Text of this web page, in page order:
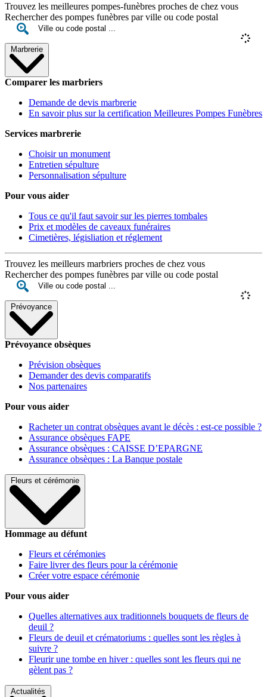
Trouvez les meilleures pompes-funèbres proches de chez vous
Rechercher des pompes funèbres par ville ou code postal
Marbrerie
Comparer les marbriers
Demande de devis marbrerie
En savoir plus sur la certification Meilleures Pompes Funèbres
Services marbrerie
Choisir un monument
Entretien sépulture
Personnalisation sépulture
Pour vous aider
Tous ce qu'il faut savoir sur les pierres tombales
Prix et modèles de caveaux funéraires
Cimetières, législiation et réglement
Trouvez les meilleurs marbriers proches de chez vous
Rechercher des pompes funèbres par ville ou code postal
Prévoyance
Prévoyance obsèques
Prévision obsèques
Demander des devis comparatifs
Nos partenaires
Pour vous aider
Racheter un contrat obsèques avant le décès : est-ce possible ?
Assurance obsèques FAPE
Assurance obsèques : CAISSE D’EPARGNE
Assurance obsèques : La Banque postale
Fleurs et cérémonie
Hommage au défunt
Fleurs et cérémonies
Faire livrer des fleurs pour la cérémonie
Créer votre espace cérémonie
Pour vous aider
Quelles alternatives aux traditionnels bouquets de fleurs de
deuil ?
Fleurs de deuil et crématoriums : quelles sont les règles à
suivre ?
Fleurir une tombe en hiver : quelles sont les fleurs qui ne
gèlent pas ?
Actualités